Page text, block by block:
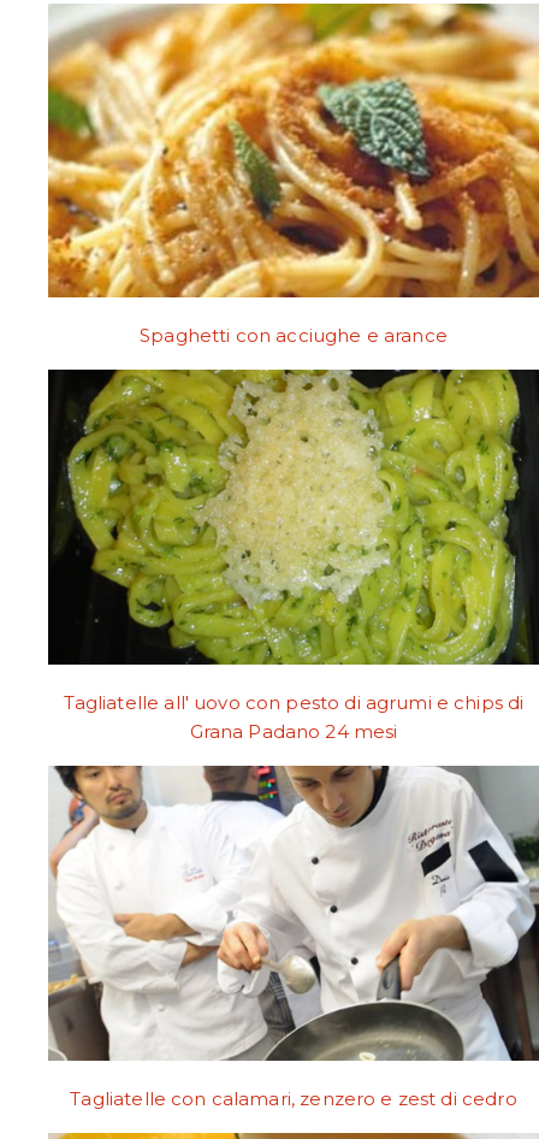
Spaghetti con acciughe e arance
Tagliatelle all' uovo con pesto di agrumi e chips di
Grana Padano 24 mesi
Tagliatelle con calamari, zenzero e zest di cedro